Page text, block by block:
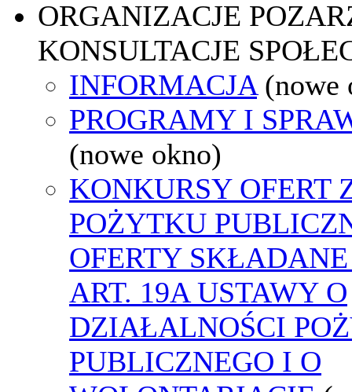
ORGANIZACJE
KONSULTACJE
INFORMACJA (nowe
PROGRAMY I
(nowe okno)
KONKURSY OFERT
POŻYTKU
OFERTY
ART. 19A USTAWY O
DZIAŁALNOŚCI
PUBLICZNEGO I O